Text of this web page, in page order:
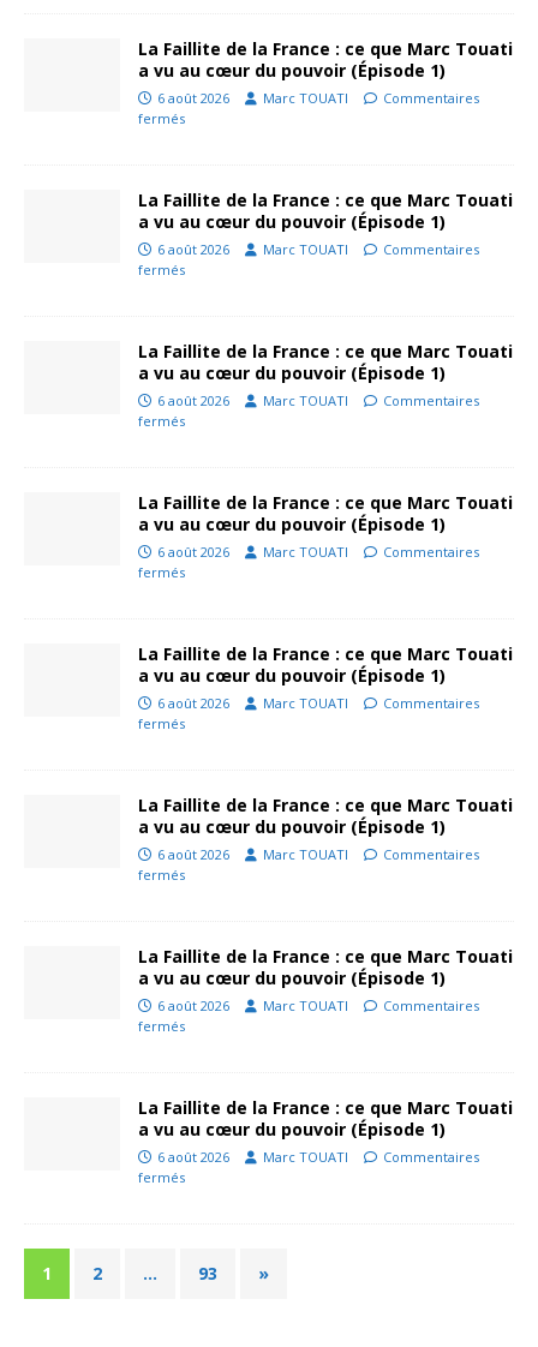
La Faillite de la France : ce que Marc Touati
a vu au cœur du pouvoir (Épisode 1)
6 août 2026 Marc TOUATI
Commentaires
fermés
La Faillite de la France : ce que Marc Touati
a vu au cœur du pouvoir (Épisode 1)
6 août 2026 Marc TOUATI
Commentaires
fermés
La Faillite de la France : ce que Marc Touati
a vu au cœur du pouvoir (Épisode 1)
6 août 2026 Marc TOUATI
Commentaires
fermés
La Faillite de la France : ce que Marc Touati
a vu au cœur du pouvoir (Épisode 1)
6 août 2026 Marc TOUATI
Commentaires
fermés
La Faillite de la France : ce que Marc Touati
a vu au cœur du pouvoir (Épisode 1)
6 août 2026 Marc TOUATI
Commentaires
fermés
La Faillite de la France : ce que Marc Touati
a vu au cœur du pouvoir (Épisode 1)
6 août 2026 Marc TOUATI
Commentaires
fermés
La Faillite de la France : ce que Marc Touati
a vu au cœur du pouvoir (Épisode 1)
6 août 2026 Marc TOUATI
Commentaires
fermés
La Faillite de la France : ce que Marc Touati
a vu au cœur du pouvoir (Épisode 1)
6 août 2026 Marc TOUATI
Commentaires
fermés
1 2 … 93 »